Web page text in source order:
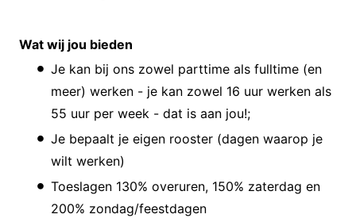
Wat wij jou bieden
Je kan bij ons zowel parttime als fulltime (en
meer) werken - je kan zowel 16 uur werken als
55 uur per week - dat is aan jou!;
Je bepaalt je eigen rooster (dagen waarop je
wilt werken)
Toeslagen 130% overuren, 150% zaterdag en
200% zondag/feestdagen